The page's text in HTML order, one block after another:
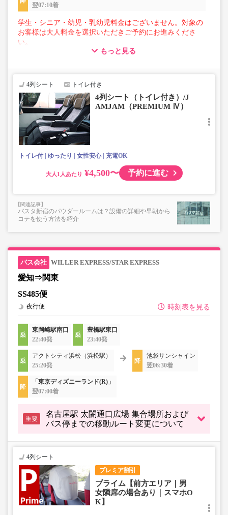
翌07:10着
学生・シニア・幼児・乳幼児料金はございません。対象の
お客様は大人料金を選択いただきご予約にお進みくださ
い。
■トランクにてお預かりできる荷物
・3辺合計160cm以内、かつ10kg以下のものをおひとり様1
■お預かりできない荷物（貴重品以外は車内持ち込みも不
可）
楽器・自転車（折りたたみ含む）・ボード等の大きな荷
物、壊れ物、危険物、貴重品、ペット、
上記「トランクにてお預かりできる荷物」の条件を満たさ
もっと見る
4列シート トイレ付き
4列シート（トイレ付き）/J
AMJAM（PREMIUM Ⅳ）
トイレ付 ゆったり 女性安心 充電OK
大人 ¥4,500〜 予約に進む
バスタ新宿のパウダールームは？設備の詳細や早朝から
コテを使う方法を紹介
WILLER EXPRESS/STAR EXPRESS
愛知⇒関東
SS485便
時刻表を見る
夜行便
東岡崎駅南口
22:40発
豊橋駅東口
23:40発
アクトシティ浜松（浜松駅）
25:20発
池袋サンシャイン
翌06:30着
「東京ディズニーランド(R)」
翌07:00着
重要
名古屋駅 太閤通口広場 集合場所および
バス停までの移動ルート変更について
プレミア割引
4列シート
プライム【前方エリア｜男
女隣席の場合あり｜スマホO
K】